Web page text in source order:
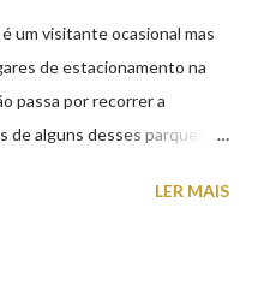
um visitante ocasional mas
de estacionamento na
passa por recorrer a
de alguns desses parques de
(entenda-se por
LER MAIS